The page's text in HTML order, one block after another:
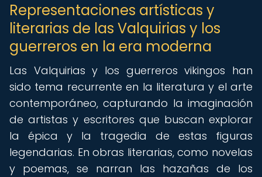
Representaciones artísticas y
literarias de las Valquirias y los
guerreros en la era moderna
Las Valquirias y los guerreros vikingos han
sido tema recurrente en la literatura y el arte
contemporáneo, capturando la imaginación
de artistas y escritores que buscan explorar
la épica y la tragedia de estas figuras
legendarias. En obras literarias, como novelas
y poemas, se narran las hazañas de los